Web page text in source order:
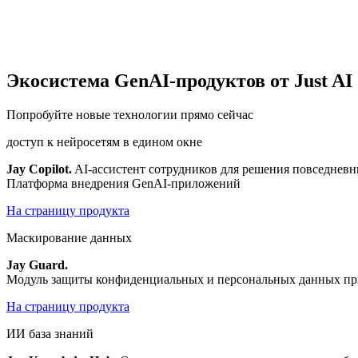
Экосистема GenAI-продуктов от Just AI
Попробуйте новые технологии прямо сейчас
доступ к нейросетям в едином окне
Jay Copilot. AI-ассистент сотрудников для решения
Платформа внедрения GenAI-приложений
На страницу продукта
Маскирование данных
Jay Guard.
Модуль защиты конфиденциальных и персональных данных
На страницу продукта
ИИ база знаний